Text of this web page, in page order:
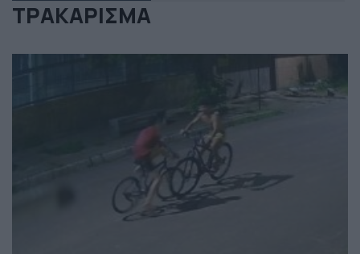
ΤΡΑΚΑΡΙΣΜΑ